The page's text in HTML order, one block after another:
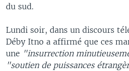
du sud.
Lundi soir, dans un discours
Déby Itno a affirmé que ces
une "insurrection
"soutien de puissances